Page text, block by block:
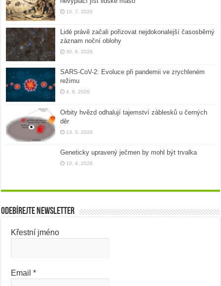
10. 7. 2026
Lidé právě začali pořizovat nejdokonalejší časosběrný
záznam noční oblohy
30. 6. 2026
SARS-CoV-2: Evoluce při pandemii ve zrychleném
režimu
4. 6. 2026
Orbity hvězd odhalují tajemství záblesků u černých
děr
13. 5. 2026
Geneticky upravený ječmen by mohl být trvalka
10. 4. 2026
Odebírejte newsletter
Křestní jméno
Email*